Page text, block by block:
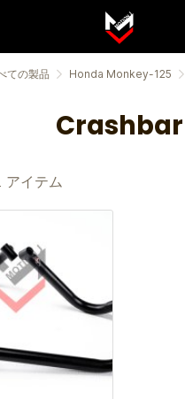
ての製品 Honda Monkey-125
Crashbar
アイテム